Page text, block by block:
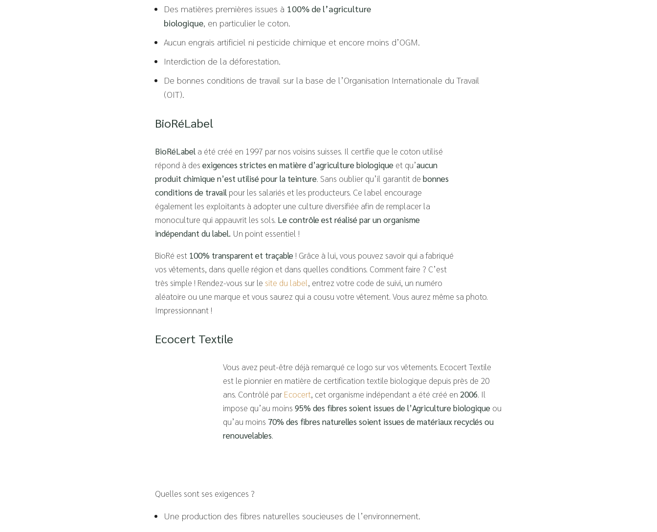
Des matières premières issues à 100% de l’agriculture
biologique, en particulier le coton.
Aucun engrais artificiel ni pesticide chimique et encore moins d’OGM.
Interdiction de la déforestation.
De bonnes conditions de travail sur la base de l’Organisation Internationale du Travail
(OIT).
BioRéLabel
BioRéLabel a été créé en 1997 par nos voisins suisses. Il certifie que le coton utilisé
répond à des exigences strictes en matière d’agriculture biologique et qu’aucun
produit chimique n’est utilisé pour la teinture. Sans oublier qu’il garantit de bonnes
conditions de travail pour les salariés et les producteurs. Ce label encourage
également les exploitants à adopter une culture diversifiée afin de remplacer la
monoculture qui appauvrit les sols. Le contrôle est réalisé par un organisme
indépendant du label. Un point essentiel !
BioRé est 100% transparent et traçable ! Grâce à lui, vous pouvez savoir qui a fabriqué
vos vêtements, dans quelle région et dans quelles conditions. Comment faire ? C’est
très simple ! Rendez-vous sur le site du label, entrez votre code de suivi, un numéro
aléatoire ou une marque et vous saurez qui a cousu votre vêtement. Vous aurez même sa photo.
Impressionnant !
Ecocert Textile
Vous avez peut-être déjà remarqué ce logo sur vos vêtements. Ecocert Textile
est le pionnier en matière de certification textile biologique depuis près de 20
ans. Contrôlé par Ecocert, cet organisme indépendant a été créé en 2006. Il
impose qu’au moins 95% des fibres soient issues de l’Agriculture biologique ou
qu’au moins 70% des fibres naturelles soient issues de matériaux recyclés ou
renouvelables.
Quelles sont ses exigences ?
Une production des fibres naturelles soucieuses de l’environnement.